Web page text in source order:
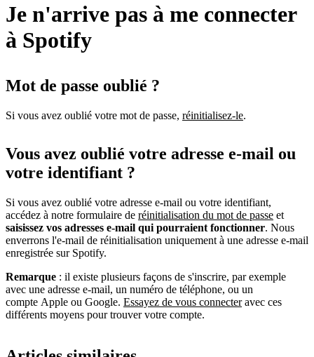
Je n'arrive pas à me connecter
à Spotify
Mot de passe oublié ?
Si vous avez oublié votre mot de passe, réinitialisez-le.
Vous avez oublié votre adresse e-mail ou
votre identifiant ?
Si vous avez oublié votre adresse e-mail ou votre identifiant,
accédez à notre formulaire de réinitialisation du mot de passe et
saisissez vos adresses e-mail qui pourraient fonctionner. Nous
enverrons l'e-mail de réinitialisation uniquement à une adresse e-mail
enregistrée sur Spotify.
Remarque : il existe plusieurs façons de s'inscrire, par exemple
avec une adresse e-mail, un numéro de téléphone, ou un
compte Apple ou Google. Essayez de vous connecteravec ces
différents moyens pour trouver votre compte.